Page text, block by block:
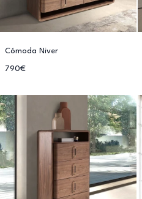
Cómoda Niver
790€